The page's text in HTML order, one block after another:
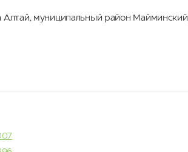
Алтай, муниципальный район Майминский